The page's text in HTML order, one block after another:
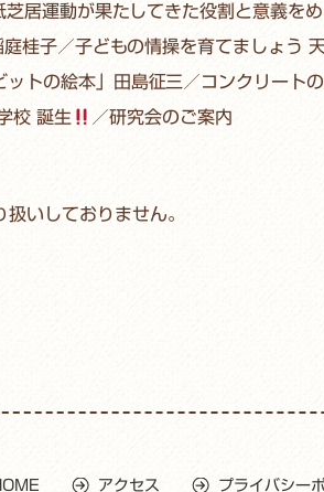
居運動が果たしてきた役割と意義を
桂子／子どもの情操を育てましょう
トの絵本」田島征三／コンクリート
校 誕生
／研究会のご案内
扱いしておりません。
アクセス プライバシー